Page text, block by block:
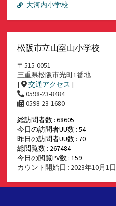
大河内小学校
松阪市立山室山小学校
〒515-0051
三重県松阪市光町1番地
[
交通アクセス ]
0598-23-8484
0598-23-1680
総訪問者数 : 68605
今日の訪問者UU数 : 54
昨日の訪問者UU数 : 70
総閲覧数 : 267484
今日の閲覧PV数 : 159
カウント開始日 : 2023年10月1日